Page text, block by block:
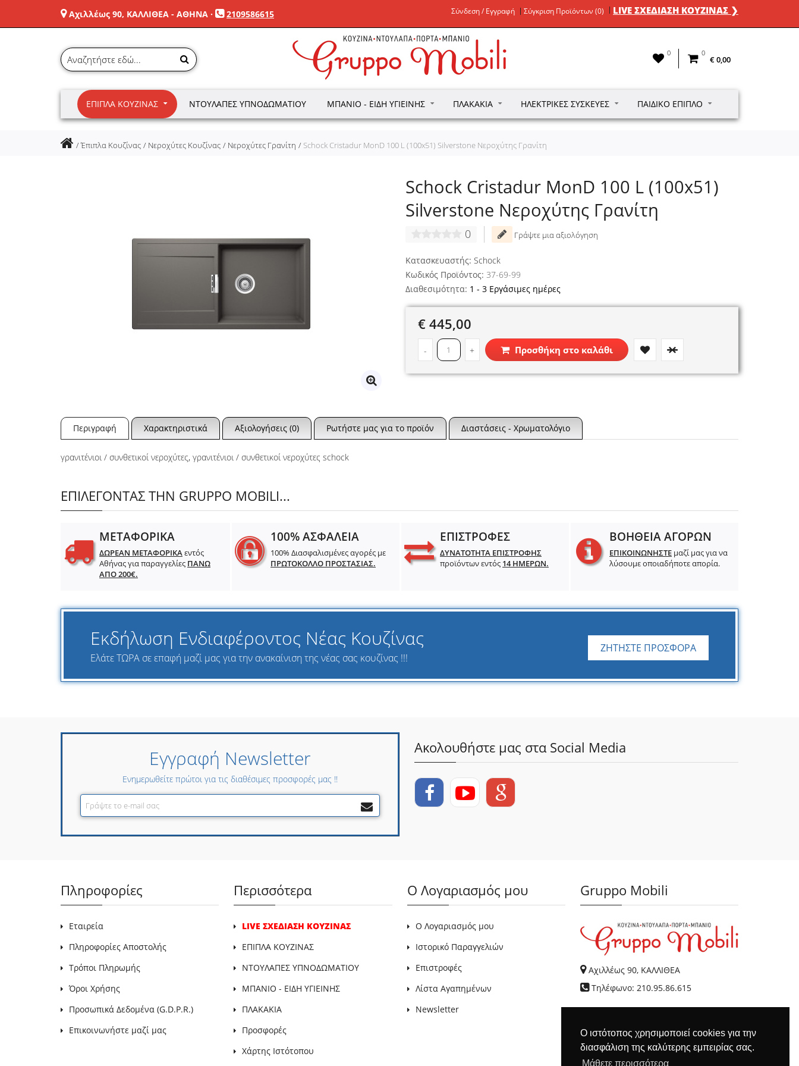
Ο ιστότοπος χρησιμοποιεί cookies για την
διασφάλιση της καλύτερης εμπειρίας σας.
Μάθετε περισσότερα
Αχιλλέως 90, ΚΑΛΛΙΘΕΑ - ΑΘΗΝΑ · 2109586615 Σύνδεση / Εγγραφή Σύγκριση Προϊόντων (0) LIVE ΣΧΕΔΙΑΣΗ ΚΟΥΖΙΝΑΣ ❯
0 0
€ 0,00
ΈΠΙΠΛΑ ΚΟΥΖΊΝΑΣ ΝΤΟΥΛΆΠΕΣ ΥΠΝΟΔΩΜΑΤΊΟΥ ΜΠΆΝΙΟ - ΕΊΔΗ ΥΓΙΕΙΝΉΣ ΠΛΑΚΆΚΙΑ ΗΛΕΚΤΡΙΚΈΣ ΣΥΣΚΕΥΈΣ ΠΑΙΔΙΚΌ ΈΠΙΠΛΟ
Έπιπλα Κουζίνας Νεροχύτες Κουζίνας Νεροχύτες Γρανίτη Schock Cristadur MonD 100 L (100x51) Silverstone Νεροχύτης Γρανίτη
Schock Cristadur MonD 100 L (100x51)
Silverstone Νεροχύτης Γρανίτη
0 Γράψτε μια αξιολόγηση
Κατασκευαστής: Schock
Κωδικός Προϊόντος: 37-69-99
Διαθεσιμότητα: 1 - 3 Εργάσιμες ημέρες
€ 445,00
- + Προσθήκη στο καλάθι
Περιγραφή Χαρακτηριστικά Αξιολογήσεις (0) Ρωτήστε μας για το προϊόν Διαστάσεις - Χρωματολόγιο
γρανιτένιοι / συνθετικοί νεροχύτες, γρανιτένιοι / συνθετικοί νεροχύτες schock
ΕΠΙΛΕΓΟΝΤΑΣ ΤΗΝ GRUPPO MOBILI...
ΜΕΤΑΦΟΡΙΚΑ
ΔΩΡΕΑΝ ΜΕΤΑΦΟΡΙΚΑεντός
Αθήνας για παραγγελίες ΠΑΝΩ
ΑΠΟ 200€.
100% ΑΣΦΑΛΕΙΑ
100% Διασφαλισμένες αγορές με
ΠΡΩΤΟΚΟΛΛΟ ΠΡΟΣΤΑΣΙΑΣ.
ΕΠΙΣΤΡΟΦΕΣ
ΔΥΝΑΤΟΤΗΤΑ ΕΠΙΣΤΡΟΦΗΣ
προϊόντων εντός 14 ΗΜΕΡΩΝ.
ΒΟΗΘΕΙΑ ΑΓΟΡΩΝ
ΕΠΙΚΟΙΝΩΝΗΣΤΕ μαζί μας για να
λύσουμε οποιαδήποτε απορία.
Εκδήλωση Ενδιαφέροντος Νέας Κουζίνας
Ελάτε ΤΩΡΑ σε επαφή μαζί μας για την ανακαίνιση της νέας σας κουζίνας !!!
ΖΗΤΗΣΤΕ ΠΡΟΣΦΟΡΑ
Εγγραφή Newsletter
Ενημερωθείτε πρώτοι για τις διαθέσιμες προσφορές μας !!
Ακολουθήστε μας στα Social Media
Πληροφορίες
Εταιρεία
Πληροφορίες Αποστολής
Τρόποι Πληρωμής
Όροι Χρήσης
Προσωπικά Δεδομένα (G.D.P.R.)
Επικοινωνήστε μαζί μας
Περισσότερα
LIVE ΣΧΕΔΙΑΣΗ ΚΟΥΖΙΝΑΣ
ΕΠΙΠΛΑ ΚΟΥΖΙΝΑΣ
ΝΤΟΥΛΑΠΕΣ ΥΠΝΟΔΩΜΑΤΙΟΥ
ΜΠΑΝΙΟ - ΕΙΔΗ ΥΓΙΕΙΝΗΣ
ΠΛΑΚΑΚΙΑ
Προσφορές
Χάρτης Ιστότοπου
Ο Λογαριασμός μου
Ο Λογαριασμός μου
Ιστορικό Παραγγελιών
Επιστροφές
Λίστα Αγαπημένων
Newsletter
Gruppo Mobili
Αχιλλέως 90, ΚΑΛΛΙΘΕΑ
Τηλέφωνο: 210.95.86.615